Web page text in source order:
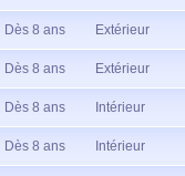
Dès 8 ans Extérieur
Dès 8 ans Extérieur
Dès 8 ans Intérieur
Dès 8 ans Intérieur